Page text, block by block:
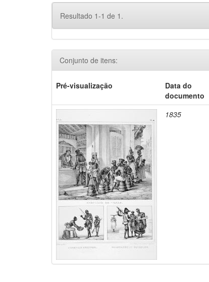
Resultado 1-1 de 1.
Conjunto de itens:
Pré-visualização
Data do
documento
1835